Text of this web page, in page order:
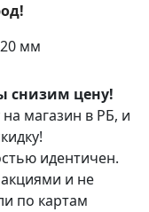
мм
снизим цену!
магазин в РБ, и
идентичен.
и не
по картам